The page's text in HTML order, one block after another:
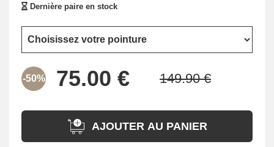
Dernière paire en stock
-50%
AJOUTER AU PANIER